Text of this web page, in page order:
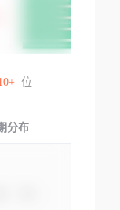
位
分布